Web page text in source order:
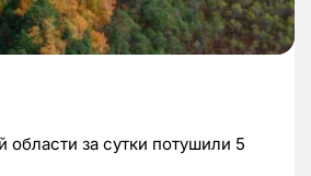
области за сутки потушили 5